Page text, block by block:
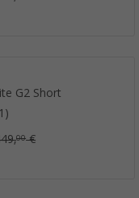
G2 Short
00€